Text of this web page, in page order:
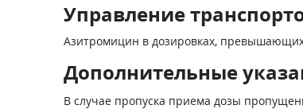
Управление
Азитромицин в дозировках,
Дополнительные
В случае пропуска приема дозы